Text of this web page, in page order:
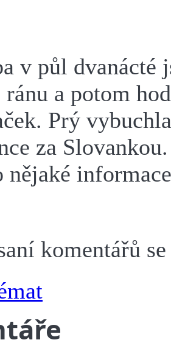
v půl dvanácté
a potom
Prý
za
nějaké
komentářů